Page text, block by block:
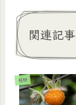
関連記事
植物